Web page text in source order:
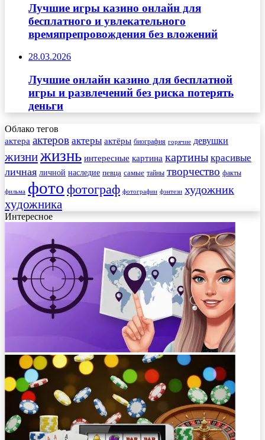
Лучшие игры казино онлайн для
бесплатного и увлекательного
времяпрепровождения без вложений
28.03.2026
Лучшие онлайн казино для бесплатной
игры и развлечений без риска потерять
деньги
Облако тегов
актера актеров актеры актёры биография горячие девушки
жизнижизнь интересные картина картины красивые
личная личной наследие певца самые тайны творчество факты
фильма фото фотограф фотографии фэнтези художник
художника
Интересное